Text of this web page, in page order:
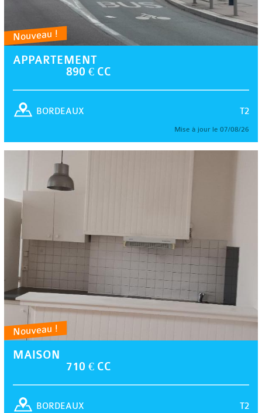
Nouveau !
APPARTEMENT
890 € CC
T2
BORDEAUX
Mise à jour le 07/08/26
Nouveau !
MAISON
710 € CC
T2
BORDEAUX